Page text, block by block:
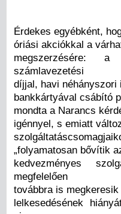
Érdekes egyébként,
óriási akciókkal a
megszerzésére: a
számlavezetési
díjjal, havi néhányszori
bankkártyával csábító
mondta a Narancs
igénnyel, s emiatt
„folyamatosan bővítik
kedvezményes
megfelelően
továbbra is
lelkesedésének